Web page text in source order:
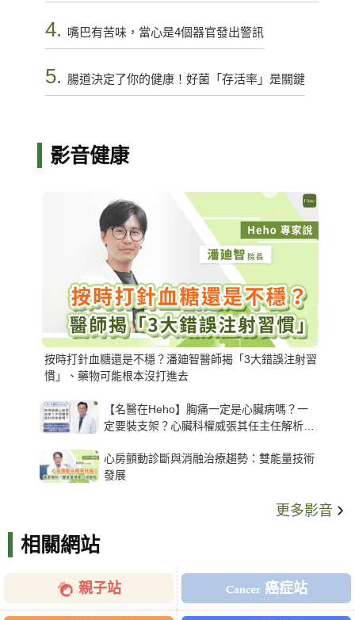
4. 嘴巴有苦味，當心是4個器官發出警訊
5. 腸道決定了你的健康！好菌「存活率」是關鍵
影音健康
按時打針血糖還是不穩？潘廸智醫師揭「3大錯誤注射習
慣」、藥物可能根本沒打進去
【名醫在Heho】胸痛一定是心臟病嗎？一
定要裝支架？心臟科權威張其任主任解析支
心房顫動診斷與消融治療趨勢：雙能量技術
發展
更多影音
相關網站
親子站 癌症站